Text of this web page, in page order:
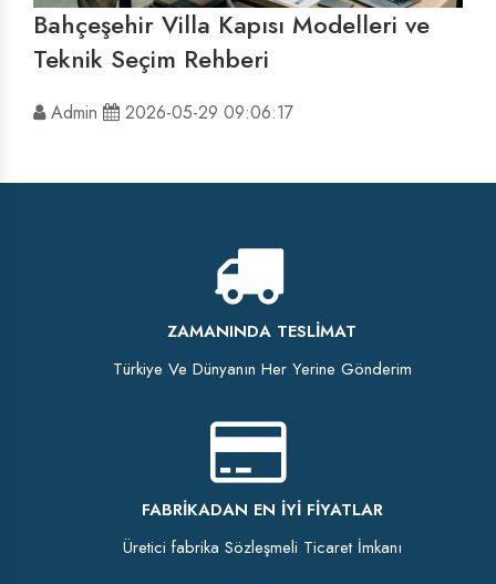
Bahçeşehir Villa Kapısı Modelleri ve
Teknik Seçim Rehberi
Admin 2026-05-29 09:06:17
ZAMANINDA TESLIMAT
Türkiye Ve Dünyanın Her Yerine Gönderim
FABRIKADAN EN İYI FIYATLAR
Üretici fabrika Sözleşmeli Ticaret İmkanı